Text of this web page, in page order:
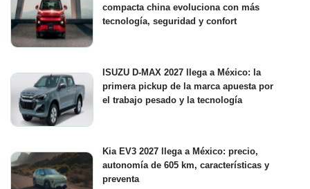
compacta china evoluciona con más
tecnología, seguridad y confort
ISUZU D-MAX 2027 llega a México: la
primera pickup de la marca apuesta por
el trabajo pesado y la tecnología
Kia EV3 2027 llega a México: precio,
autonomía de 605 km, características y
preventa